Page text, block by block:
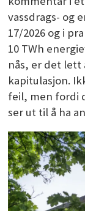
vassdrags- og
17/2026 og i
10 TWh
nås, er det lett
kapitulasjon.
feil, men fordi
ser ut til å ha